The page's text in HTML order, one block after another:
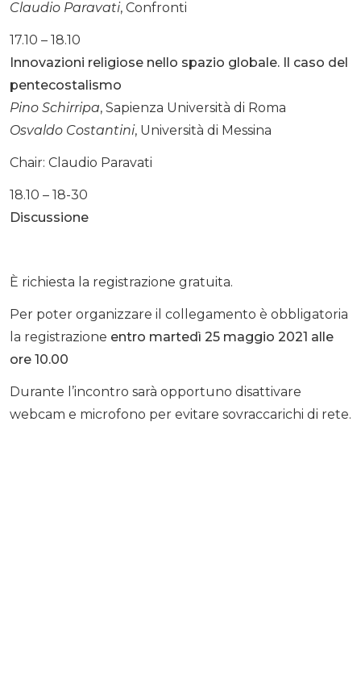
Claudio Paravati, Confronti
17.10 – 18.10
Innovazioni religiose nello spazio globale. Il caso del
pentecostalismo
Pino Schirripa, Sapienza Università di Roma
Osvaldo Costantini, Università di Messina
Chair: Claudio Paravati
18.10 – 18-30
Discussione
È richiesta la registrazione gratuita.
Per poter organizzare il collegamento è obbligatoria
la registrazione entro martedì 25 maggio 2021 alle
ore 10.00
Durante l’incontro sarà opportuno disattivare
webcam e microfono per evitare sovraccarichi di rete.